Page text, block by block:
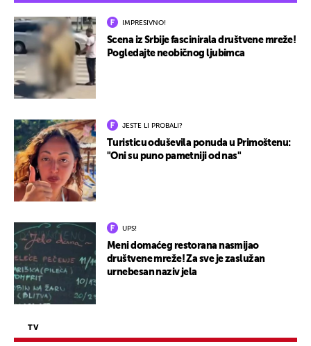
IMPRESIVNO!
Scena iz Srbije fascinirala društvene mreže!
Pogledajte neobičnog ljubimca
JESTE LI PROBALI?
Turisticu oduševila ponuda u Primoštenu:
"Oni su puno pametniji od nas"
UPS!
Meni domaćeg restorana nasmijao
društvene mreže! Za sve je zaslužan
urnebesan naziv jela
TV